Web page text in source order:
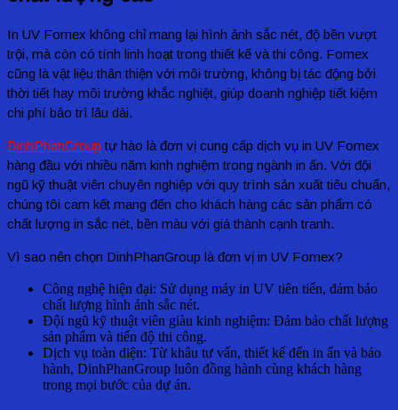
In UV Fomex không chỉ mang lại hình ảnh sắc nét, độ bền vượt
trội, mà còn có tính linh hoạt trong thiết kế và thi công. Fomex
cũng là vật liệu thân thiện với môi trường, không bị tác động bởi
thời tiết hay môi trường khắc nghiệt, giúp doanh nghiệp tiết kiệm
chi phí bảo trì lâu dài.
DinhPhanGroup tự hào là đơn vị cung cấp dịch vụ in UV Fomex
hàng đầu với nhiều năm kinh nghiệm trong ngành in ấn. Với đội
ngũ kỹ thuật viên chuyên nghiệp với quy trình sản xuất tiêu chuẩn,
chúng tôi cam kết mang đến cho khách hàng các sản phẩm có
chất lượng in sắc nét, bền màu với giá thành cạnh tranh.
Vì sao nên chọn DinhPhanGroup là đơn vị in UV Fomex?
Công nghệ hiện đại: Sử dụng máy in UV tiên tiến, đảm bảo
chất lượng hình ảnh sắc nét.
Đội ngũ kỹ thuật viên giàu kinh nghiệm: Đảm bảo chất lượng
sản phẩm và tiến độ thi công.
Dịch vụ toàn diện: Từ khâu tư vấn, thiết kế đến in ấn và bảo
hành, DinhPhanGroup luôn đồng hành cùng khách hàng
trong mọi bước của dự án.